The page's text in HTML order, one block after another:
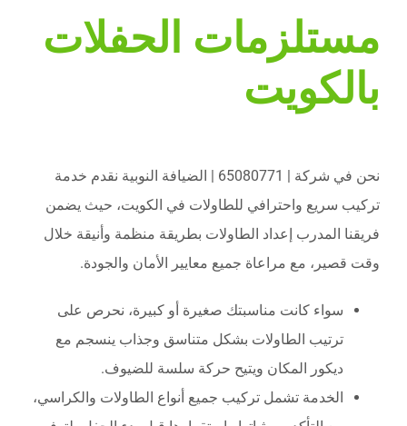
مستلزمات الحفلات
بالكويت
نحن في شركة | 65080771 | الضيافة النوبية نقدم خدمة
تركيب سريع واحترافي للطاولات في الكويت، حيث يضمن
فريقنا المدرب إعداد الطاولات بطريقة منظمة وأنيقة خلال
وقت قصير، مع مراعاة جميع معايير الأمان والجودة.
سواء كانت مناسبتك صغيرة أو كبيرة، نحرص على
ترتيب الطاولات بشكل متناسق وجذاب ينسجم مع
ديكور المكان ويتيح حركة سلسة للضيوف.
الخدمة تشمل تركيب جميع أنواع الطاولات والكراسي،